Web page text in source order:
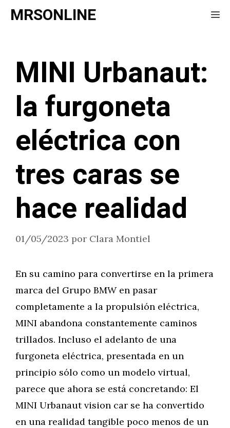
Saltar
MRSONLINE
MINI Urbanaut:
la furgoneta
eléctrica con
tres caras se
hace realidad
01/05/2023 por Clara Montiel
En su camino para convertirse en la primera
marca del Grupo BMW en pasar
completamente a la propulsión eléctrica,
MINI abandona constantemente caminos
trillados. Incluso el adelanto de una
furgoneta eléctrica, presentada en un
principio sólo como un modelo virtual,
parece que ahora se está concretando: El
MINI Urbanaut vision car se ha convertido
en una realidad tangible poco menos de un